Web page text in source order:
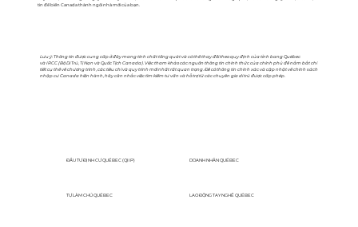
ĐẦU TƯ ĐỊNH CƯ QUÉBEC (QIIP) DOANH NHÂN QUÉBEC
TỰ LÀM CHỦ QUÉBEC LAO ĐỘNG TAY NGHỀ QUÉBEC
tin để biến Canada thành ngôi nhà mới của bạn.
Lưu ý: Thông tin được cung cấp ở đây mang tính chất tổng quát và có thể thay đổi theo quy định của tỉnh bang Québec
và IRCC (Bộ Di Trú, Tị Nạn và Quốc Tịch Canada). Việc tham khảo các nguồn thông tin chính thức của chính phủ để nắm bắt chi
tiết cụ thể về chương trình, các tiêu chí và quy trình mới nhất rất quan trọng. Để có thông tin chính xác và cập nhật về chính sách
nhập cư Canada hiện hành, hãy cân nhắc việc tìm kiếm tư vấn và hỗ trợ từ các chuyên gia di trú được cấp phép.